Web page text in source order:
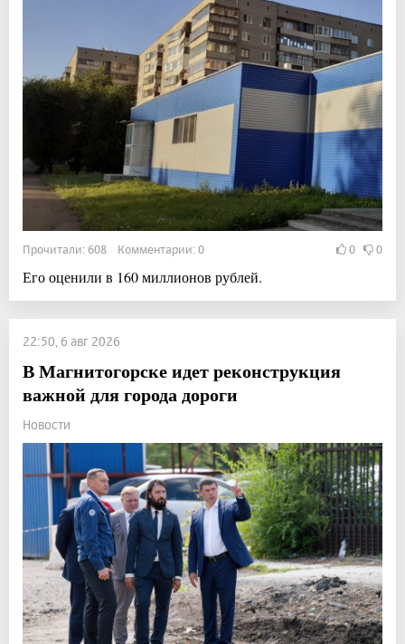
Прочитали: 608 Комментарии: 0 0 0
Его оценили в 160 миллионов рублей.
22:50, 6 авг 2026
В Магнитогорске идет реконструкция
важной для города дороги
Новости